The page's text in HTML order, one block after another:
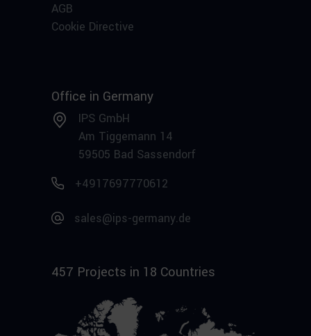
AGB
Cookie Directive
Office in Germany
IPS GmbH
Am Tiggemann 14
59505 Bad Sassendorf
+4917697770612
sales@ips-germany.de
457 Projects in 18 Countries